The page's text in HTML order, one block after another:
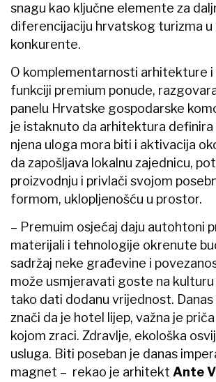
snagu kao ključne elemente za
diferencijaciju hrvatskog turizma u
konkurente.
O komplementarnosti arhitekture i
funkciji premium ponude,
panelu Hrvatske gospodarske
je istaknuto da arhitektura
njena uloga mora biti i aktivacija
da zapošljava lokalnu zajednicu,
proizvodnju i privlači svojom
formom, uklopljenošću u prostor.
– Premuim osjećaj daju autohtoni
materijali i tehnologije okrenute
sadržaj neke građevine i
može usmjeravati goste na
tako dati dodanu vrijednost. Danas
znači da je hotel lijep, važna je
kojom zraci. Zdravlje, ekološka
usluga. Biti poseban je danas
magnet – rekao je arhitekt Ante